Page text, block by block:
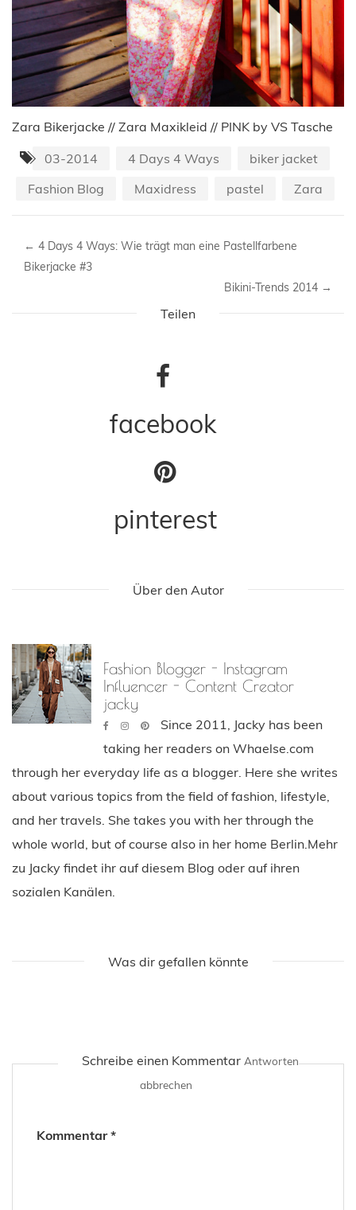
Zara Bikerjacke // Zara Maxikleid // PINK by VS Tasche
03-2014
4 Days 4 Ways
biker jacket
Fashion Blog
Maxidress pastel Zara
← 4 Days 4 Ways: Wie trägt man eine Pastellfarbene
Bikerjacke #3
Bikini-Trends 2014 →
Teilen
facebook
pinterest
Über den Autor
Fashion Blogger - Instagram
Influencer - Content Creator
jacky
Since 2011, Jacky has been
taking her readers on Whaelse.com
through her everyday life as a blogger. Here she writes
about various topics from the field of fashion, lifestyle,
and her travels. She takes you with her through the
whole world, but of course also in her home Berlin.Mehr
zu Jacky findet ihr auf diesem Blog oder auf ihren
sozialen Kanälen.
Was dir gefallen könnte
Schreibe einen Kommentar Antworten
abbrechen
Kommentar*